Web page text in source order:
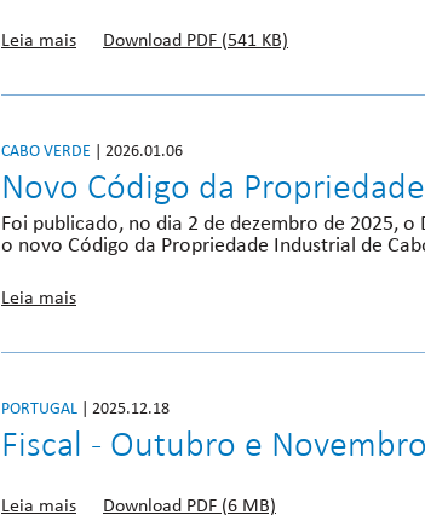
Leia mais Download PDF (541 KB)
CABO VERDE | 2026.01.06
Novo Código da
Foi publicado, no dia 2 de dezembro de 2025,
o novo Código da Propriedade Industrial de
Leia mais
PORTUGAL | 2025.12.18
Fiscal - Outubro e
Leia mais Download PDF (6 MB)